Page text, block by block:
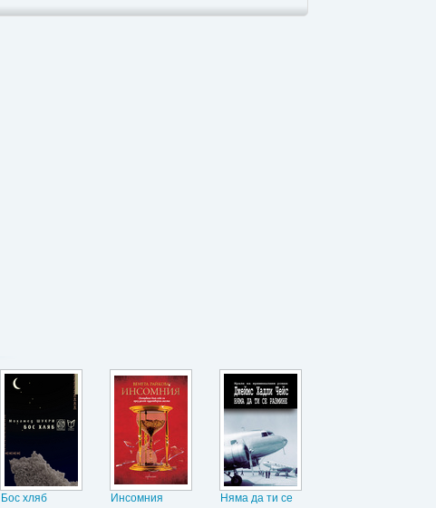
Бос хляб
Инсомния
Няма да ти се